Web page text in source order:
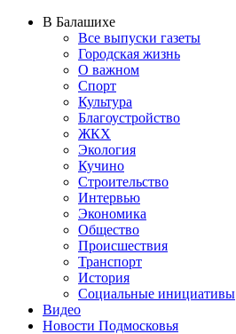
В Балашихе
Все выпуски газеты
Городская жизнь
О важном
Спорт
Культура
Благоустройство
ЖКХ
Экология
Кучино
Строительство
Интервью
Экономика
Общество
Происшествия
Транспорт
История
Социальные инициативы
Видео
Новости Подмосковья